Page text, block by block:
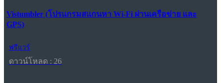
Vistumbler (โปรแกรมสแกนหา Wi-Fi ผ่านเครือข่าย และ
GPS)
ฟรีแวร์
ดาวน์โหลด : 26